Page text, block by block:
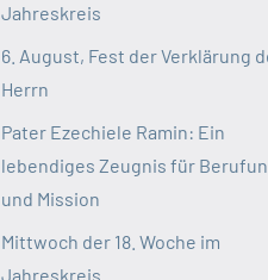
Jahreskreis
6. August, Fest der Verklärung
Herrn
Pater Ezechiele Ramin: Ein
lebendiges Zeugnis für
und Mission
Mittwoch der 18. Woche im
Jahreskreis